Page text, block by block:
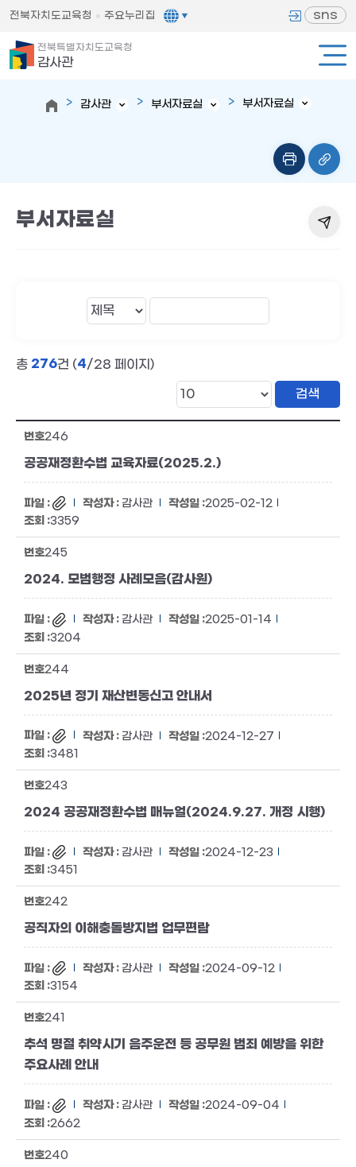
전북자치도교육청 주요누리집 sns
전북특별자치도교육청
감사관
감사관 부서자료실 부서자료실
부서자료실
총 276건 (4/28 페이지)
246
공공재정환수법 교육자료(2025.2.)
감사관
2025-02-12
3359
245
2024. 모범행정 사례모음(감사원)
감사관
2025-01-14
3204
244
2025년 정기 재산변동신고 안내서
감사관
2024-12-27
3481
243
2024 공공재정환수법 매뉴얼(2024.9.27. 개정 시행)
감사관
2024-12-23
3451
242
공직자의 이해충돌방지법 업무편람
감사관
2024-09-12
3154
241
추석 명절 취약시기 음주운전 등 공무원 범죄 예방을 위한
주요사례 안내
감사관
2024-09-04
2662
240